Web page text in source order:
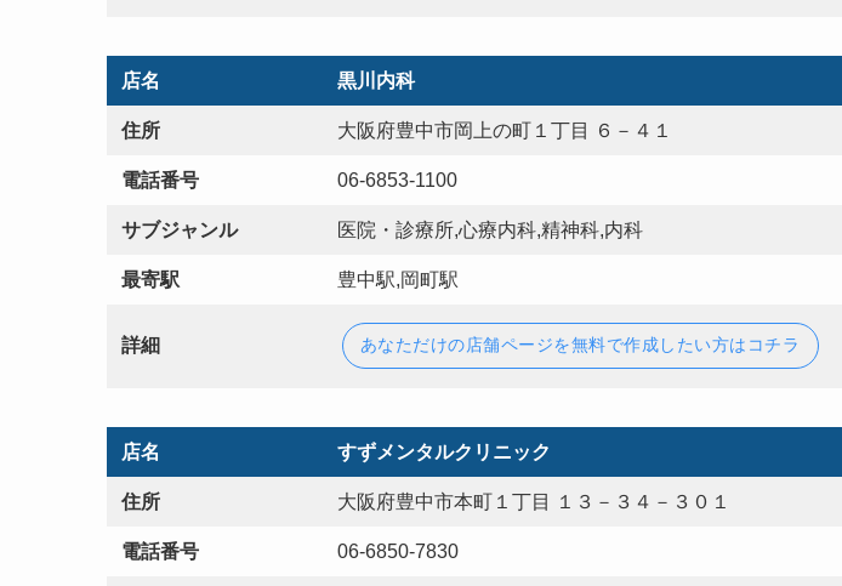
店名 黒川内科
住所 大阪府豊中市岡上の町１丁目 ６－４１
電話番号 06-6853-1100
サブジャンル 医院・診療所,心療内科,精神科,内科
最寄駅 豊中駅,岡町駅
詳細 あなただけの店舗ページを無料で作成したい方はコチラ
店名 すずメンタルクリニック
住所 大阪府豊中市本町１丁目 １３－３４－３０１
電話番号 06-6850-7830